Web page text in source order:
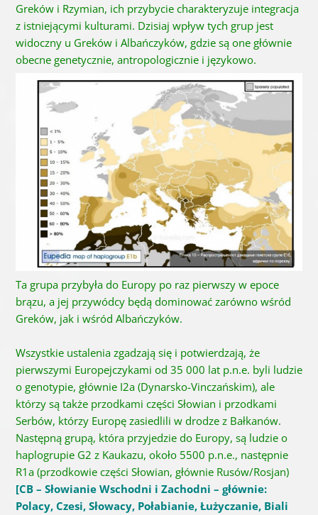
Greków i Rzymian, ich przybycie charakteryzuje integracja
z istniejącymi kulturami. Dzisiaj wpływ tych grup jest
widoczny u Greków i Albańczyków, gdzie są one głównie
obecne genetycznie, antropologicznie i językowo.
Ta grupa przybyła do Europy po raz pierwszy w epoce
brązu, a jej przywódcy będą dominować zarówno wśród
Greków, jak i wśród Albańczyków.
Wszystkie ustalenia zgadzają się i potwierdzają, że
pierwszymi Europejczykami od 35 000 lat p.n.e. byli ludzie
o genotypie, głównie I2a (Dynarsko-Vinczańskim), ale
którzy są także przodkami części Słowian i przodkami
Serbów, którzy Europę zasiedlili w drodze z Bałkanów.
Następną grupą, która przyjedzie do Europy, są ludzie o
haplogrupie G2 z Kaukazu, około 5500 p.n.e., następnie
R1a (przodkowie części Słowian, głównie Rusów/Rosjan)
[CB – Słowianie Wschodni i Zachodni – głównie:
Polacy, Czesi, Słowacy, Połabianie, Łużyczanie, Biali